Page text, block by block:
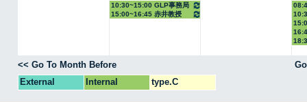
10:30~15:00 GLP事務局
15:00~16:45 赤井教授
<< Go To Month Before
External
Internal type.C